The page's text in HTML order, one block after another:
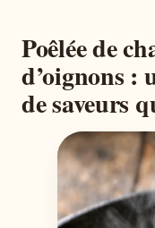
Poêlée de
d’oignons :
de saveurs